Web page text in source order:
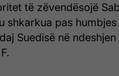
të zëvendësojë
shkarkua pas
Suedisë në